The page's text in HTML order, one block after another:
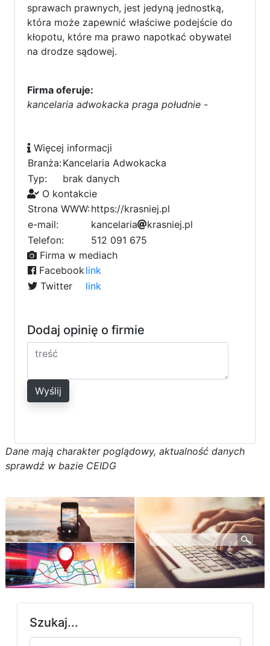
sprawach prawnych, jest jedyną jednostką,
która może zapewnić właściwe podejście do
kłopotu, które ma prawo napotkać obywatel
na drodze sądowej.
Firma oferuje:
kancelaria adwokacka praga południe -
Więcej informacji
Branża:Kancelaria Adwokacka
Typ:
brak danych
O kontakcie
Strona WWW:https://krasniej.pl
e-mail:
kancel6
aria
c
krasa
niej.pl
Telefon:
512 091 675
Firma w mediach
Facebook link
Twitter
link
Dodaj opinię o firmie
Wyślij
Dane mają charakter poglądowy, aktualność danych
sprawdź w bazie CEIDG
Szukaj...